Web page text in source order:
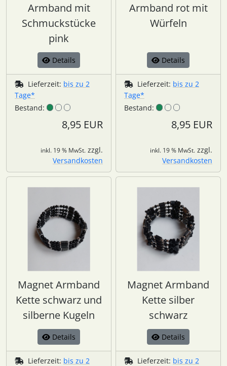
Armband mit
Schmuckstücke
pink
Details
Lieferzeit: bis zu 2
Tage*
Bestand:
8,95 EUR
inkl. 19 % MwSt. zzgl.
Versandkosten
Armband rot mit
Würfeln
Details
Lieferzeit: bis zu 2
Tage*
Bestand:
8,95 EUR
inkl. 19 % MwSt. zzgl.
Versandkosten
Magnet Armband
Kette schwarz und
silberne Kugeln
Details
Lieferzeit: bis zu 2
Magnet Armband
Kette silber
schwarz
Details
Lieferzeit: bis zu 2